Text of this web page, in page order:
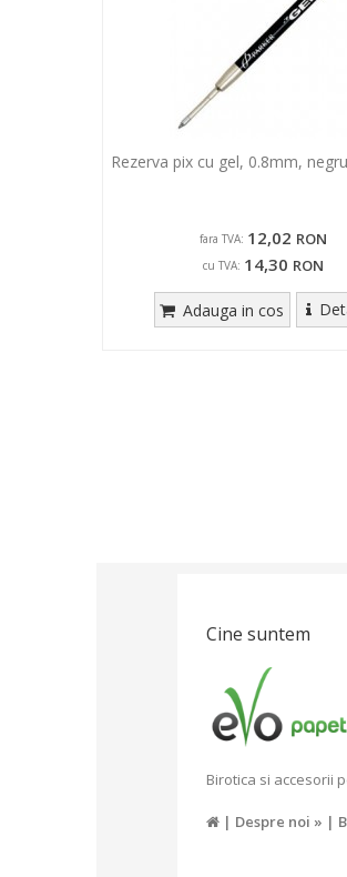
Rezerva pix cu gel, 0.8mm,
fara TVA: 12,02 RON
cu TVA: 14,30 RON
Adauga in cos
Cine suntem
Birotica si accesorii
| Despre noi » |